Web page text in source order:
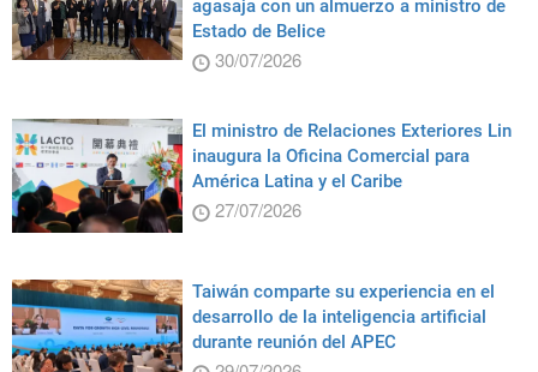
agasaja con un almuerzo a ministro de
Estado de Belice
30/07/2026
El ministro de Relaciones Exteriores Lin
inaugura la Oficina Comercial para
América Latina y el Caribe
27/07/2026
Taiwán comparte su experiencia en el
desarrollo de la inteligencia artificial
durante reunión del APEC